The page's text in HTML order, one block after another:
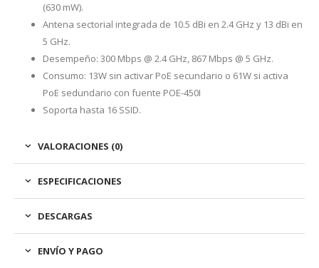
(630 mW).
Antena sectorial integrada de 10.5 dBi en 2.4 GHz y 13 dBi en
5 GHz.
Desempeño: 300 Mbps @ 2.4 GHz, 867 Mbps @ 5 GHz.
Consumo: 13W sin activar PoE secundario o 61W si activa
PoE sedundario con fuente POE-450I
Soporta hasta 16 SSID.
VALORACIONES (0)
ESPECIFICACIONES
DESCARGAS
ENVÍO Y PAGO